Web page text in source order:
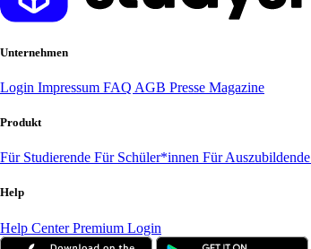
Unternehmen
Login Impressum FAQ AGB Presse Magazine
Produkt
Für Studierende Für Schüler*innen Für Auszubildende
Help
Help CenterPremium Login